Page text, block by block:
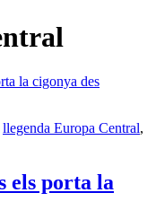
llegenda Europa Central,
els porta la